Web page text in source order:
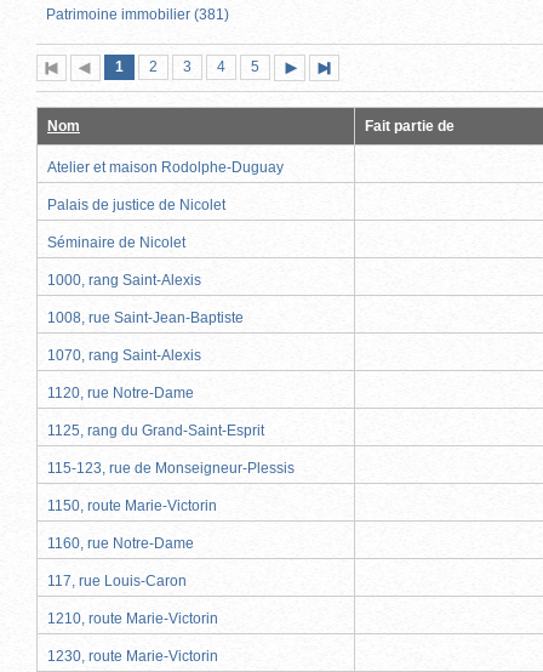
Patrimoine immobilier (381)
Première
page
Page
précédente
Page
1 (page
actuelle)
Page
2 Page
3 Page
4 Page
5
suivante
page
Nom Fait partie de
Atelier et maison Rodolphe-Duguay
Palais de justice de Nicolet
Séminaire de Nicolet
1000, rang Saint-Alexis
1008, rue Saint-Jean-Baptiste
1070, rang Saint-Alexis
1120, rue Notre-Dame
1125, rang du Grand-Saint-Esprit
115-123, rue de Monseigneur-Plessis
1150, route Marie-Victorin
1160, rue Notre-Dame
117, rue Louis-Caron
1210, route Marie-Victorin
1230, route Marie-Victorin